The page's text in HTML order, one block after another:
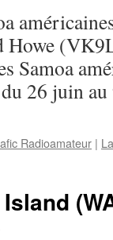
Howe
Samoa
26 juin
Radioamateur |